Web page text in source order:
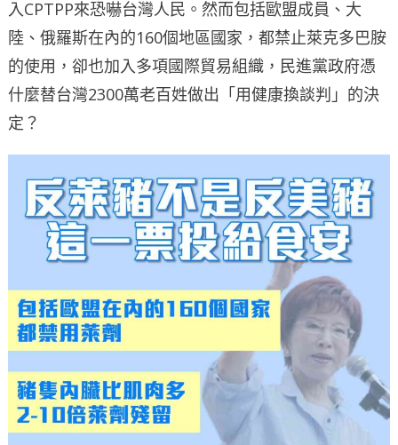
入CPTPP來恐嚇台灣人民。然而包括歐盟成員、大
陸、俄羅斯在內的160個地區國家，都禁止萊克多巴胺
的使用，卻也加入多項國際貿易組織，民進黨政府憑
什麼替台灣2300萬老百姓做出「用健康換談判」的決
定？